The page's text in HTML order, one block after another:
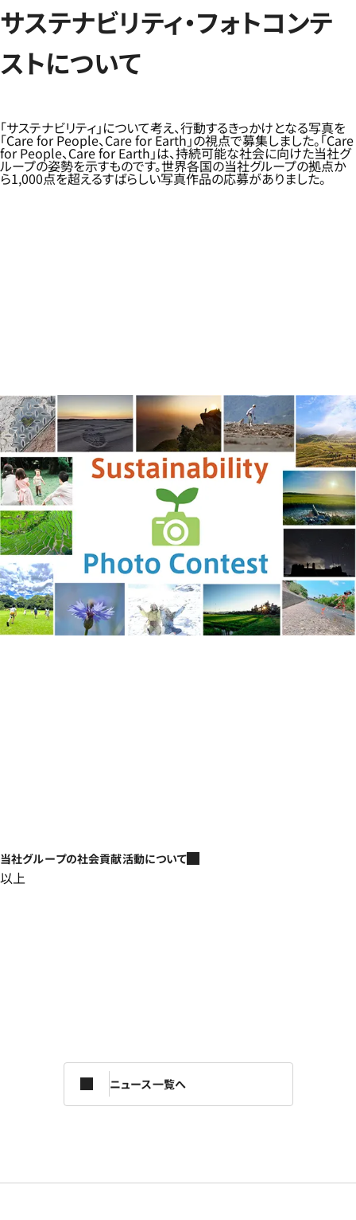
サステナビリティ・フォトコンテ
ストについて
「サステナビリティ」について考え、行動するきっかけとなる写真を
「Care for People、Care for Earth」の視点で募集しました。「Care
for People、Care for Earth」は、持続可能な社会に向けた当社グ
ループの姿勢を示すものです。世界各国の当社グループの拠点か
ら1,000点を超えるすばらしい写真作品の応募がありました。
当社グループの社会貢献活動について
以上
ニュース一覧へ